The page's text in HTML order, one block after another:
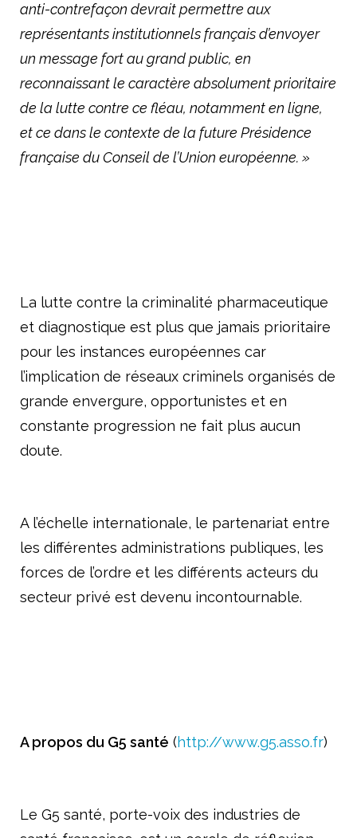
anti-contrefaçon devrait permettre aux
représentants institutionnels français d’envoyer
un message fort au grand public, en
reconnaissant le caractère absolument prioritaire
de la lutte contre ce fléau, notamment en ligne,
et ce dans le contexte de la future Présidence
française du Conseil de l’Union européenne. »
La lutte contre la criminalité pharmaceutique
et diagnostique est plus que jamais prioritaire
pour les instances européennes car
l’implication de réseaux criminels organisés de
grande envergure, opportunistes et en
constante progression ne fait plus aucun
doute.
A l’échelle internationale, le partenariat entre
les différentes administrations publiques, les
forces de l’ordre et les différents acteurs du
secteur privé est devenu incontournable.
A propos du G5 santé (http://www.g5.asso.fr)
Le G5 santé, porte-voix des industries de